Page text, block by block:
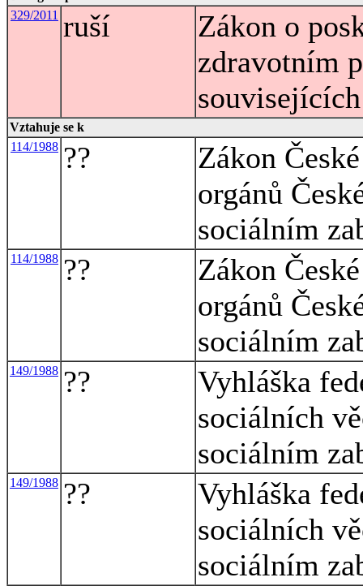
329/2011 ruší
Zákon o
zdravotním
Vztahuje se k
114/1988 ??
Zákon
orgánů
sociálním
114/1988 ??
Zákon
orgánů
sociálním
149/1988 ??
Vyhláška
sociálních
sociálním
149/1988 ??
Vyhláška
sociálních
sociálním